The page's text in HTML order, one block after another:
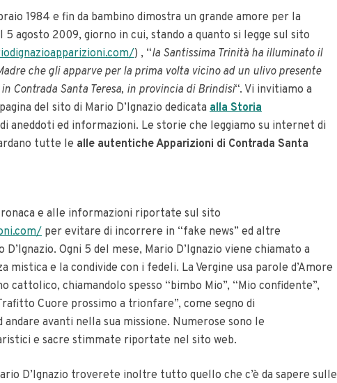
1984 e fin da bambino dimostra un grande amore per la
5 agosto 2009, giorno in cui, stando a quanto si legge sul sito
) , “la Santissima Trinità ha illuminato il
che gli apparve per la prima volta vicino ad un ulivo presente
Contrada Santa Teresa, in provincia di Brindisi“. Vi invitiamo a
del sito di Mario D’Ignazio dedicata alla Storia
aneddoti ed informazioni. Le storie che leggiamo su internet di
tutte le alle autentiche Apparizioni di Contrada Santa
e alle informazioni riportate sul sito
per evitare di incorrere in “fake news” ed altre
Ogni 5 del mese, Mario D’Ignazio viene chiamato a
e la condivide con i fedeli. La Vergine usa parole d’Amore
cattolico, chiamandolo spesso “bimbo Mio”, “Mio confidente”,
Cuore prossimo a trionfare”, come segno di
avanti nella sua missione. Numerose sono le
e sacre stimmate riportate nel sito web.
D’Ignazio troverete inoltre tutto quello che c’è da sapere sulle